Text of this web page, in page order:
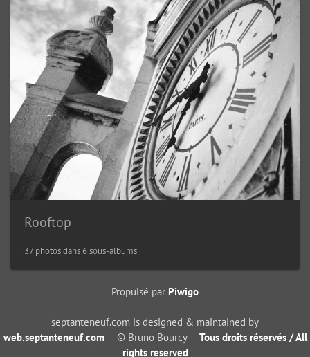
Rooftop
37 photos dans 6 sous-albums
Propulsé par Piwigo
septanteneuf.com is designed & maintained by
web.septanteneuf.com— © Bruno Bourcy — Tous droits réservés / All
rights reserved